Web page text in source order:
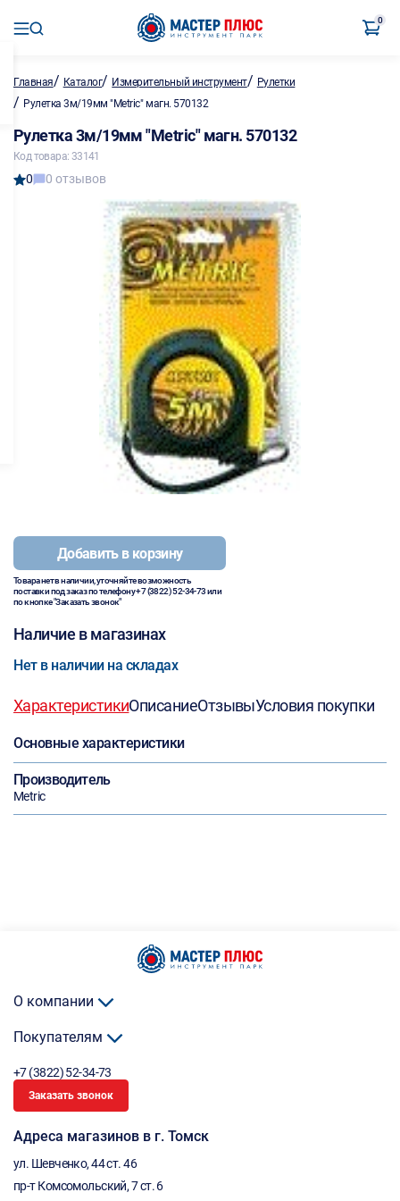
0
Главная/ Каталог/ Измерительный инструмент/ Рулетки
/ Рулетка 3м/19мм "Metric" магн. 570132
Рулетка 3м/19мм "Metric" магн. 570132
Код товара: 33141
0 0 отзывов
Добавить в корзину
Товара нет в наличии, уточняйте возможность
поставки под заказ по телефону+7 (3822) 52-34-73или
по кнопке "Заказать звонок"
Наличие в магазинах
Нет в наличии на складах
ХарактеристикиОписаниеОтзывыУсловия покупки
Основные характеристики
Производитель
Metric
О компании
Покупателям
+7 (3822) 52-34-73
Заказать звонок
Адреса магазинов в г. Томск
ул. Шевченко, 44 ст. 46
пр-т Комсомольский, 7 ст. 6